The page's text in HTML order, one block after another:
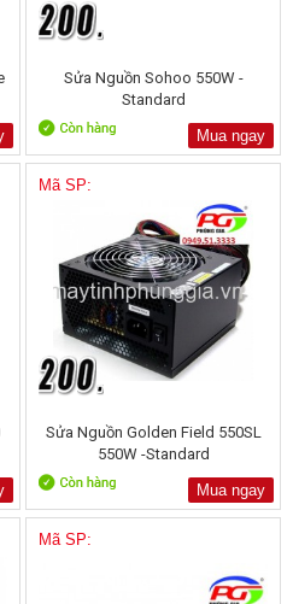
Sửa Nguồn Sohoo 550W -
Standard
Mua ngay
Mã SP:
Sửa Nguồn Golden Field 550SL
550W -Standard
Mua ngay
Mã SP: